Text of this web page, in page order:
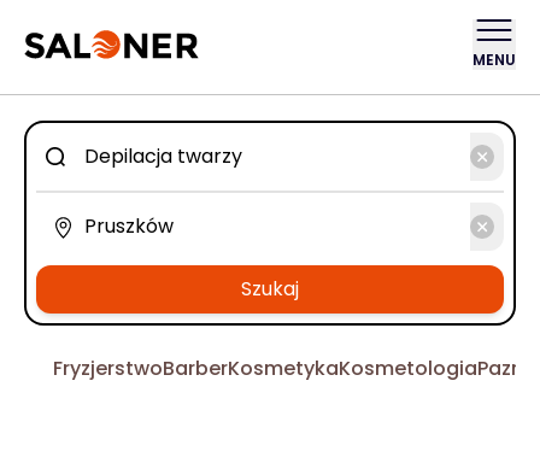
MENU
Szukaj
FryzjerstwoBarberKosmetykaKosmetologia